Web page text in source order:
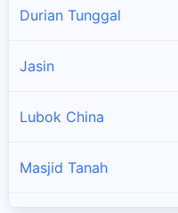
Durian Tunggal
Jasin
Lubok China
Masjid Tanah